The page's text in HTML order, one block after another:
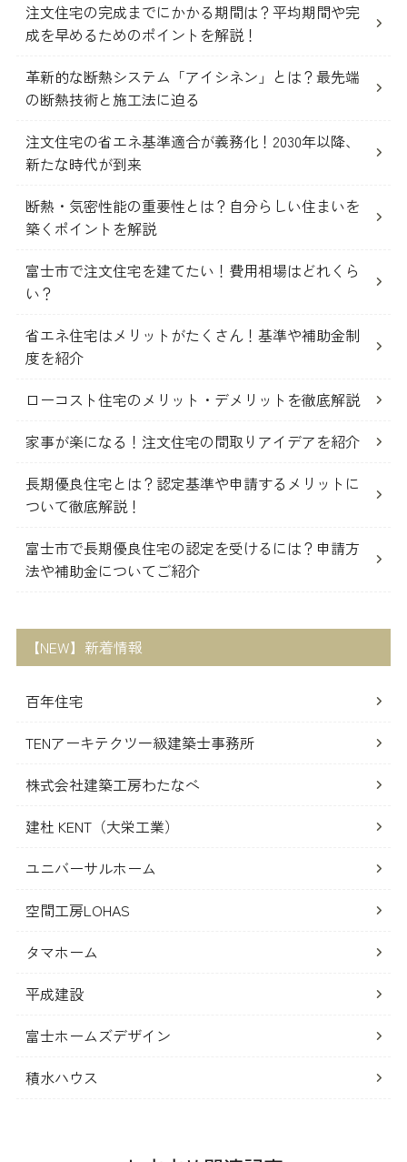
注文住宅の完成までにかかる期間は？平均期間や完
成を早めるためのポイントを解説！
革新的な断熱システム「アイシネン」とは？最先端
の断熱技術と施工法に迫る
注文住宅の省エネ基準適合が義務化！2030年以降、
新たな時代が到来
断熱・気密性能の重要性とは？自分らしい住まいを
築くポイントを解説
富士市で注文住宅を建てたい！費用相場はどれくら
い？
省エネ住宅はメリットがたくさん！基準や補助金制
度を紹介
ローコスト住宅のメリット・デメリットを徹底解説
家事が楽になる！注文住宅の間取りアイデアを紹介
長期優良住宅とは？認定基準や申請するメリットに
ついて徹底解説！
富士市で長期優良住宅の認定を受けるには？申請方
法や補助金についてご紹介
【NEW】新着情報
百年住宅
TENアーキテクツ一級建築士事務所
株式会社建築工房わたなべ
建杜 KENT（大栄工業）
ユニバーサルホーム
空間工房LOHAS
タマホーム
平成建設
富士ホームズデザイン
積水ハウス